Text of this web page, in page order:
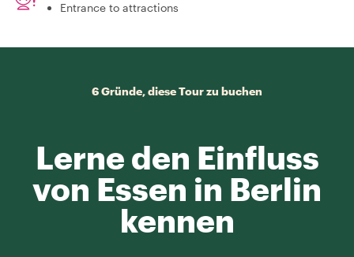
Entrance to attractions
6 Gründe, diese Tour zu buchen
Lerne den Einfluss
von Essen in Berlin
kennen